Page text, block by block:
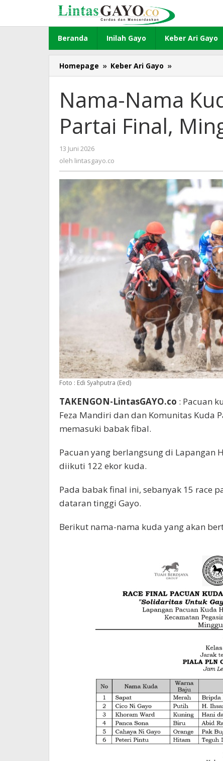
konten
Beranda Inilah Gayo Keber Ari Gayo
Homepage » Keber Ari Gayo »
Nama
yang
Berlaga
Partai
Juni
2026
Nama-Nama
Partai Final,
13 Juni 2026
lintasgayo.co
oleh lintasgayo.co
Foto : Edi Syahputra (Eed)
TAKENGON-LintasGAYO.co : Pacuan
Feza Mandiri dan dan Komunitas Kuda
memasuki babak fibal.
Pacuan yang berlangsung di Lapangan
diikuti 122 ekor kuda.
Pada babak final ini, sebanyak 15 race
dataran tinggi Gayo.
Berikut nama-nama kuda yang akan